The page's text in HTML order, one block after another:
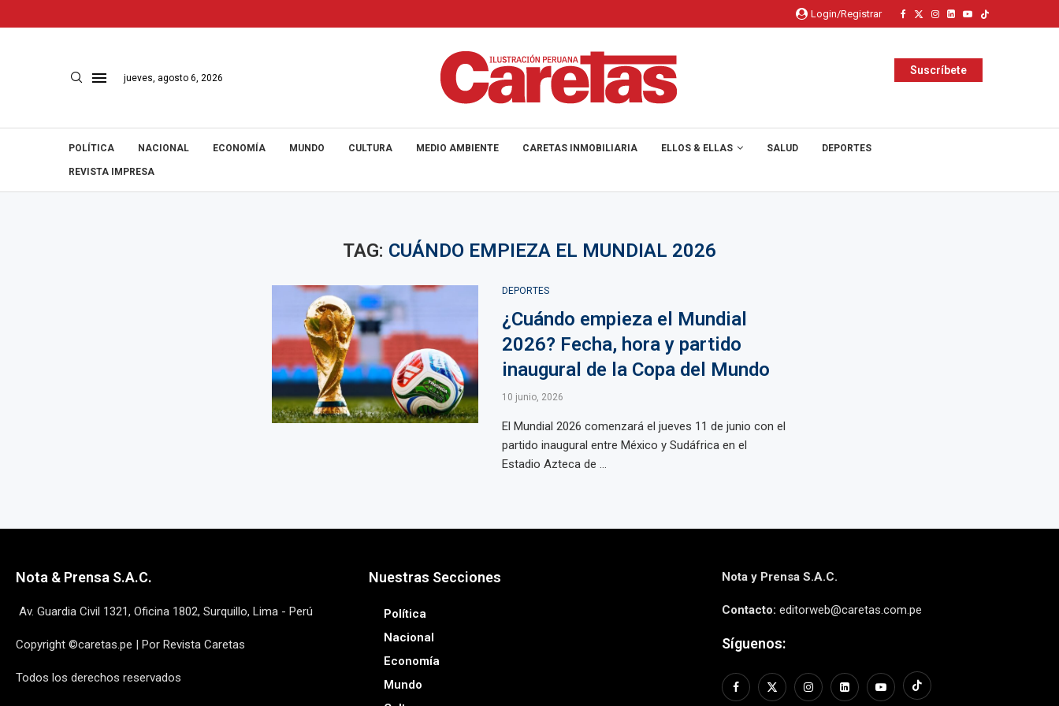
Login/Registrar
jueves, agosto 6, 2026
Suscríbete
POLÍTICA NACIONAL ECONOMÍA MUNDO CULTURA MEDIO AMBIENTE CARETAS INMOBILIARIA ELLOS & ELLAS SALUD DEPORTES
REVISTA IMPRESA
TAG: CUÁNDO EMPIEZA EL MUNDIAL 2026
DEPORTES
¿Cuándo empieza el Mundial
2026? Fecha, hora y partido
inaugural de la Copa del Mundo
10 junio, 2026
El Mundial 2026 comenzará el jueves 11 de junio con el
partido inaugural entre México y Sudáfrica en el
Estadio Azteca de ...
Nota & Prensa S.A.C.
Av. Guardia Civil 1321, Oficina 1802, Surquillo, Lima - Perú
Copyright ©caretas.pe | Por Revista Caretas
Todos los derechos reservados
Nuestras Secciones
Política
Nacional
Economía
Mundo
Nota y Prensa S.A.C.
Contacto: editorweb@caretas.com.pe
Síguenos: